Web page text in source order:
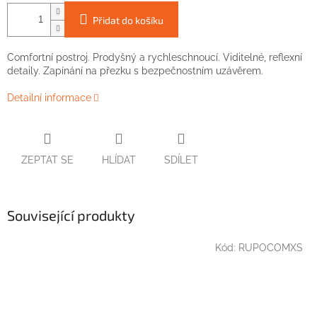
Přidat do košíku
Comfortní postroj. Prodyšný a rychleschnoucí. Viditelné, reflexní
detaily. Zapínání na přezku s bezpečnostním uzávěrem.
Detailní informace
ZEPTAT SE HLÍDAT SDÍLET
Související produkty
Kód: RUPOCOMXS